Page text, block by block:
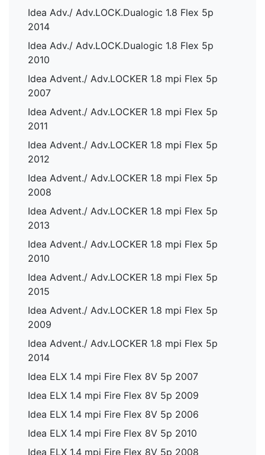
Idea Adv./ Adv.LOCK.Dualogic 1.8 Flex 5p
2014
Idea Adv./ Adv.LOCK.Dualogic 1.8 Flex 5p
2010
Idea Advent./ Adv.LOCKER 1.8 mpi Flex 5p
2007
Idea Advent./ Adv.LOCKER 1.8 mpi Flex 5p
2011
Idea Advent./ Adv.LOCKER 1.8 mpi Flex 5p
2012
Idea Advent./ Adv.LOCKER 1.8 mpi Flex 5p
2008
Idea Advent./ Adv.LOCKER 1.8 mpi Flex 5p
2013
Idea Advent./ Adv.LOCKER 1.8 mpi Flex 5p
2010
Idea Advent./ Adv.LOCKER 1.8 mpi Flex 5p
2015
Idea Advent./ Adv.LOCKER 1.8 mpi Flex 5p
2009
Idea Advent./ Adv.LOCKER 1.8 mpi Flex 5p
2014
Idea ELX 1.4 mpi Fire Flex 8V 5p 2007
Idea ELX 1.4 mpi Fire Flex 8V 5p 2009
Idea ELX 1.4 mpi Fire Flex 8V 5p 2006
Idea ELX 1.4 mpi Fire Flex 8V 5p 2010
Idea ELX 1.4 mpi Fire Flex 8V 5p 2008